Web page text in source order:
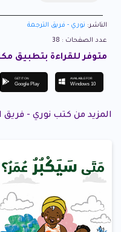
الناشر: نوري - فريق الترجمة
عدد الصفحات : 38
متوفر للقراءة بتطبيق
GET IT ON
Google Play
AVAILABLE FOR
Windows 10
المزيد من كتب نوري - فريق